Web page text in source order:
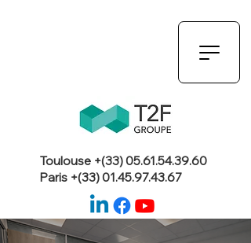
Toulouse +(33)05.61.54.39.60
Paris +(33)01.45.97.43.67